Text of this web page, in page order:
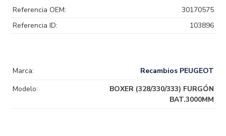
Referencia OEM:
30170575
Referencia ID:
103896
Marca:
Recambios PEUGEOT
Modelo:
BOXER (328/330/333) FURGÓN
BAT.3000MM